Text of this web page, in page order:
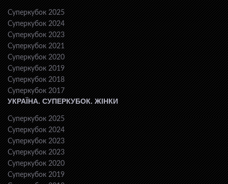
Суперкубок 2025
Суперкубок 2024
Суперкубок 2023
Суперкубок 2021
Суперкубок 2020
Суперкубок 2019
Суперкубок 2018
Суперкубок 2017
УКРАЇНА. СУПЕРКУБОК. ЖІНКИ
Суперкубок 2025
Суперкубок 2024
Суперкубок 2023
Суперкубок 2023
Суперкубок 2020
Суперкубок 2019